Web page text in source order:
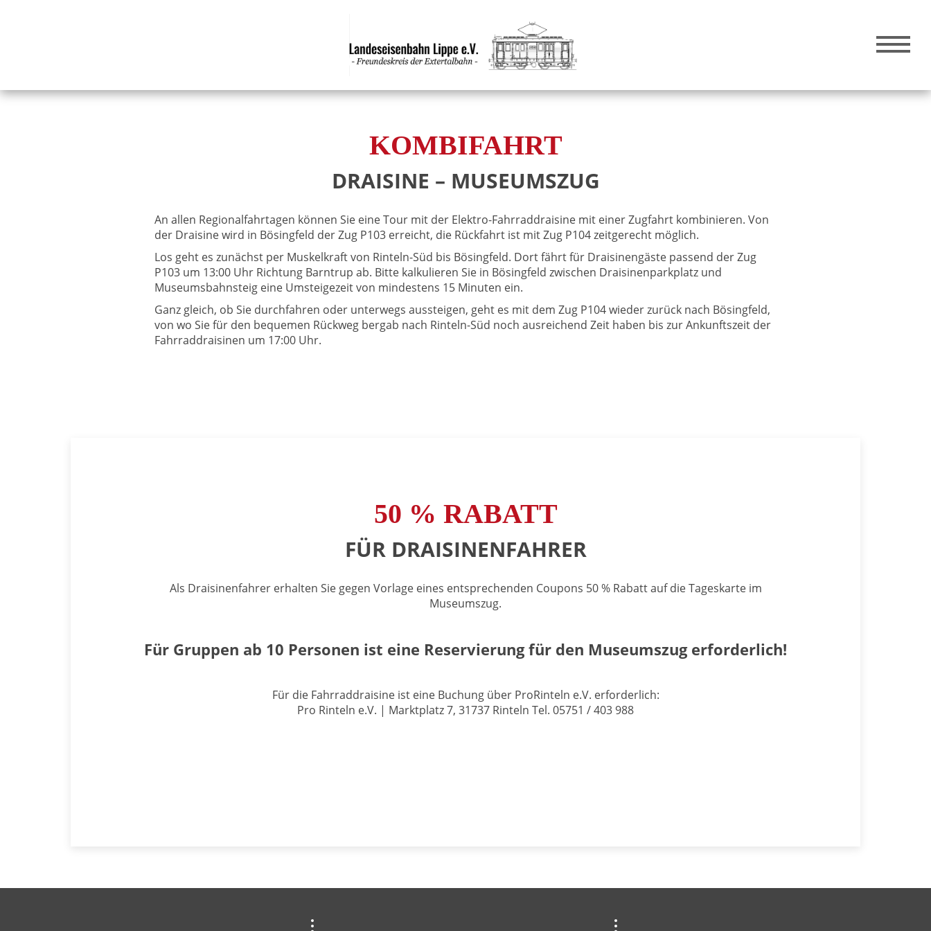
KOMBIFAHRT
DRAISINE – MUSEUMSZUG
An allen Regionalfahrtagen können Sie eine Tour mit der Elektro-Fahrraddraisine mit einer Zugfahrt kombinieren. Von
der Draisine wird in Bösingfeld der Zug P103 erreicht, die Rückfahrt ist mit Zug P104 zeitgerecht möglich.
Los geht es zunächst per Muskelkraft von Rinteln-Süd bis Bösingfeld. Dort fährt für Draisinengäste passend der Zug
P103 um 13:00 Uhr Richtung Barntrup ab. Bitte kalkulieren Sie in Bösingfeld zwischen Draisinenparkplatz und
Museumsbahnsteig eine Umsteigezeit von mindestens 15 Minuten ein.
Ganz gleich, ob Sie durchfahren oder unterwegs aussteigen, geht es mit dem Zug P104 wieder zurück nach Bösingfeld,
von wo Sie für den bequemen Rückweg bergab nach Rinteln-Süd noch ausreichend Zeit haben bis zur Ankunftszeit der
Fahrraddraisinen um 17:00 Uhr.
50 % RABATT
FÜR DRAISINENFAHRER
Als Draisinenfahrer erhalten Sie gegen Vorlage eines entsprechenden Coupons 50 % Rabatt auf die Tageskarte im
Museumszug.
Für Gruppen ab 10 Personen ist eine Reservierung für den Museumszug erforderlich!
Für die Fahrraddraisine ist eine Buchung über ProRinteln e.V. erforderlich:
Pro Rinteln e.V. | Marktplatz 7, 31737 Rinteln Tel. 05751 / 403 988